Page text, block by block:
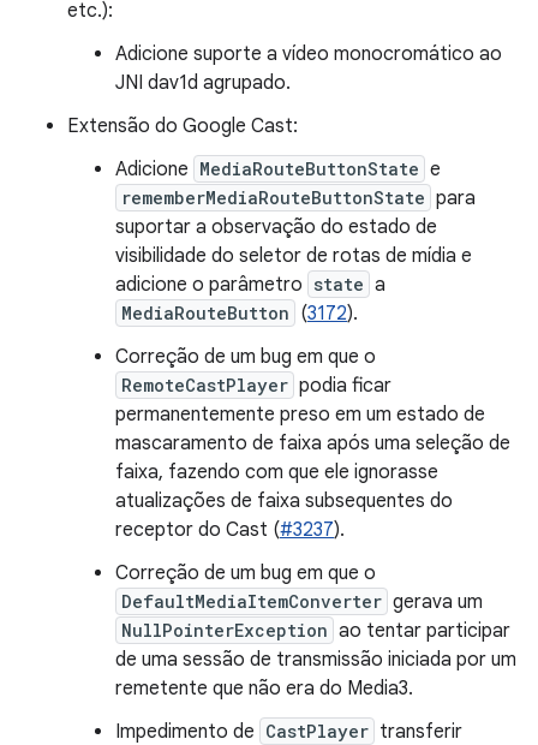
etc.):
Adicione suporte a vídeo monocromático ao
JNI dav1d agrupado.
Extensão do Google Cast:
Adicione MediaRouteButtonState e
rememberMediaRouteButtonState para
suportar a observação do estado de
visibilidade do seletor de rotas de mídia e
adicione o parâmetro state a
MediaRouteButton (3172).
Correção de um bug em que o
RemoteCastPlayer podia ficar
permanentemente preso em um estado de
mascaramento de faixa após uma seleção de
faixa, fazendo com que ele ignorasse
atualizações de faixa subsequentes do
receptor do Cast (#3237).
Correção de um bug em que o
DefaultMediaItemConverter gerava um
NullPointerException ao tentar participar
de uma sessão de transmissão iniciada por um
remetente que não era do Media3.
Impedimento de CastPlayer transferir